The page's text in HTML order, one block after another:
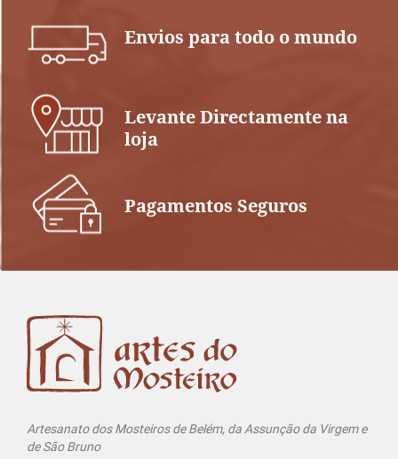
Envios para todo o mundo
Levante Directamente na
loja
Pagamentos Seguros
Artesanato dos Mosteiros de Belém, da Assunção da Virgem e
de São Bruno